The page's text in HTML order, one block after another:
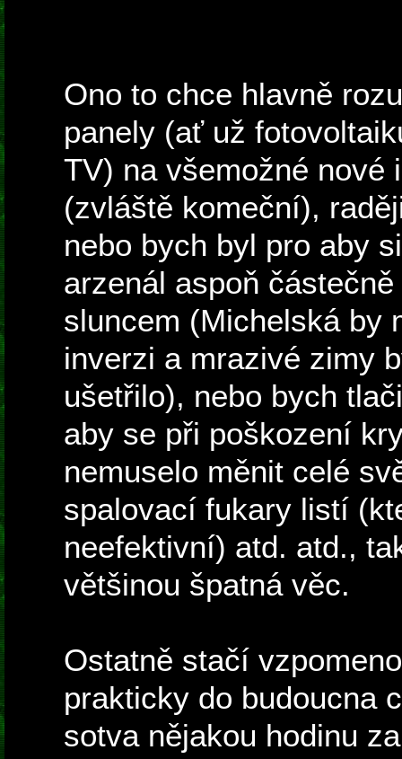
Ono to chce hlavně
panely (ať už
TV) na všemožné nové
(zvláště komeční),
nebo bych byl pro aby
arzenál aspoň
sluncem (Michelská by
inverzi a mrazivé zimy
ušetřilo), nebo bych
aby se při poškození
nemuselo měnit celé
spalovací fukary listí
neefektivní) atd. atd.,
většinou špatná věc.
Ostatně stačí
prakticky do budoucna
sotva nějakou hodinu